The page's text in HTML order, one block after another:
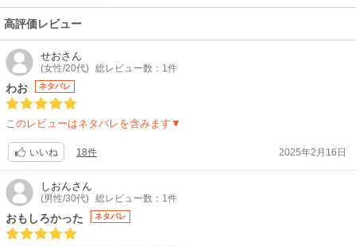
高評価レビュー
せおさん
(女性/20代) 総レビュー数：1件
わお ネタバレ
このレビューはネタバレを含みます▼
いいね 18件 2025年2月16日
しおんさん
(男性/30代) 総レビュー数：1件
おもしろかった ネタバレ